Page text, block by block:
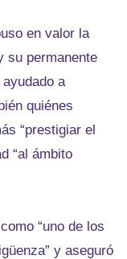
en valor la
su permanente
a
quiénes
“prestigiar el
“al ámbito
“uno de los
y aseguró